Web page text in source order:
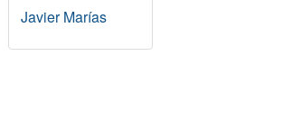
Javier Marías